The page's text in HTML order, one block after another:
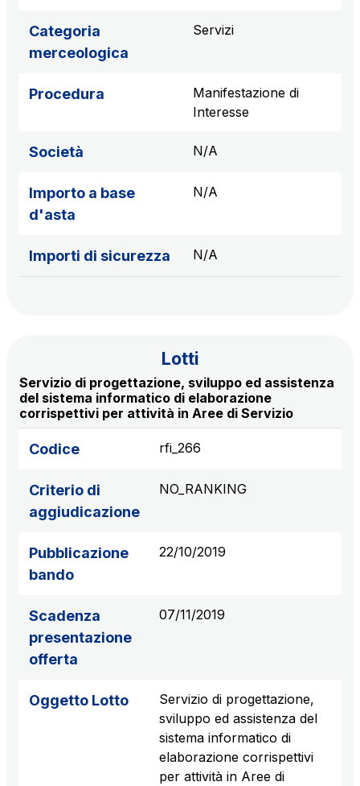
Km rete: 55
Scadenza concessione: 2028
Tangenziale di Napoli S.p.A.
Categoria
merceologica
Servizi
Procedura
Manifestazione di
Interesse
Società N/A
Importo a base
d'asta
N/A
Importi di sicurezza N/A
Lotti
Servizio di progettazione, sviluppo ed assistenza
del sistema informatico di elaborazione
corrispettivi per attività in Aree di Servizio
Codice rfi_266
Criterio di
aggiudicazione
NO_RANKING
Pubblicazione
bando
22/10/2019
Scadenza
presentazione
offerta
07/11/2019
Oggetto Lotto
Servizio di progettazione,
sviluppo ed assistenza del
sistema informatico di
elaborazione corrispettivi
per attività in Aree di